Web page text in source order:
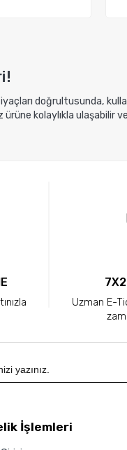
doğrultusunda,
ürüne kolaylıkla ulaşabilir
Uzman E-
İşlemleri